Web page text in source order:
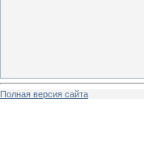
Полная версия сайта